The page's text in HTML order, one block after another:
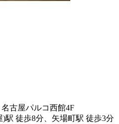
古屋パルコ西館4F
)駅 徒歩8分、矢場町駅 徒歩3分